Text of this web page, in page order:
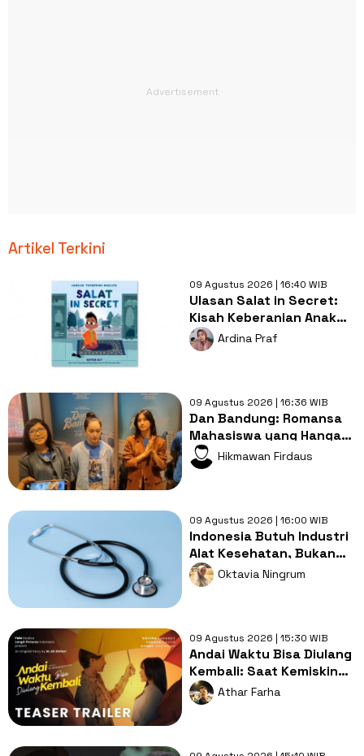
Artikel Terkini
09 Agustus 2026 | 16:40 WIB
Ulasan Salat in Secret:
Kisah Keberanian Anak
Muslim yang
Menginspirasi
Ardina Praf
09 Agustus 2026 | 16:36 WIB
Dan Bandung: Romansa
Mahasiswa yang Hangat
dengan Bumbu
Persahabatan yang
Hikmawan Firdaus
09 Agustus 2026 | 16:00 WIB
Indonesia Butuh Industri
Alat Kesehatan, Bukan
Sekadar Pasar Impor
Oktavia Ningrum
09 Agustus 2026 | 15:30 WIB
Andai Waktu Bisa Diulang
Kembali: Saat Kemiskinan
Merampas Kebebasan
Cinta
Athar Farha